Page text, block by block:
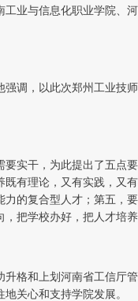
业与信息化职业学院
调，以此次郑州工业
实干，为此提出了五
有理论，又有实践，
的复合型人才；第五
把学校办好，把人才培养
格和上划河南省工信
关心和支持学院发展。